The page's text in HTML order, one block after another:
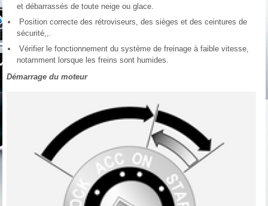
et débarrassés de toute neige ou glace.
Position correcte des rétroviseurs, des sièges et des ceintures de
sécurité,,.
Vérifier le fonctionnement du système de freinage à faible vitesse,
notamment lorsque les freins sont humides.
Démarrage du moteur